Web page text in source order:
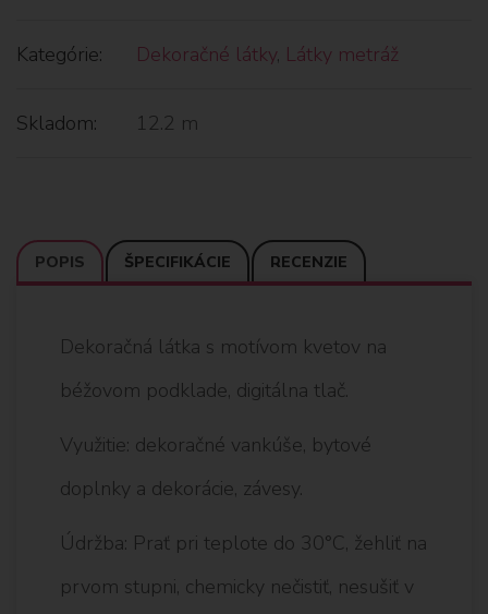
Kategórie: Dekoračné látky, Látky metráž
Skladom: 12.2 m
POPIS ŠPECIFIKÁCIE RECENZIE
Dekoračná látka s motívom kvetov na
béžovom podklade, digitálna tlač.
Využitie: dekoračné vankúše, bytové
doplnky a dekorácie, závesy.
Údržba: Prať pri teplote do 30°C, žehliť na
prvom stupni, chemicky nečistiť, nesušiť v